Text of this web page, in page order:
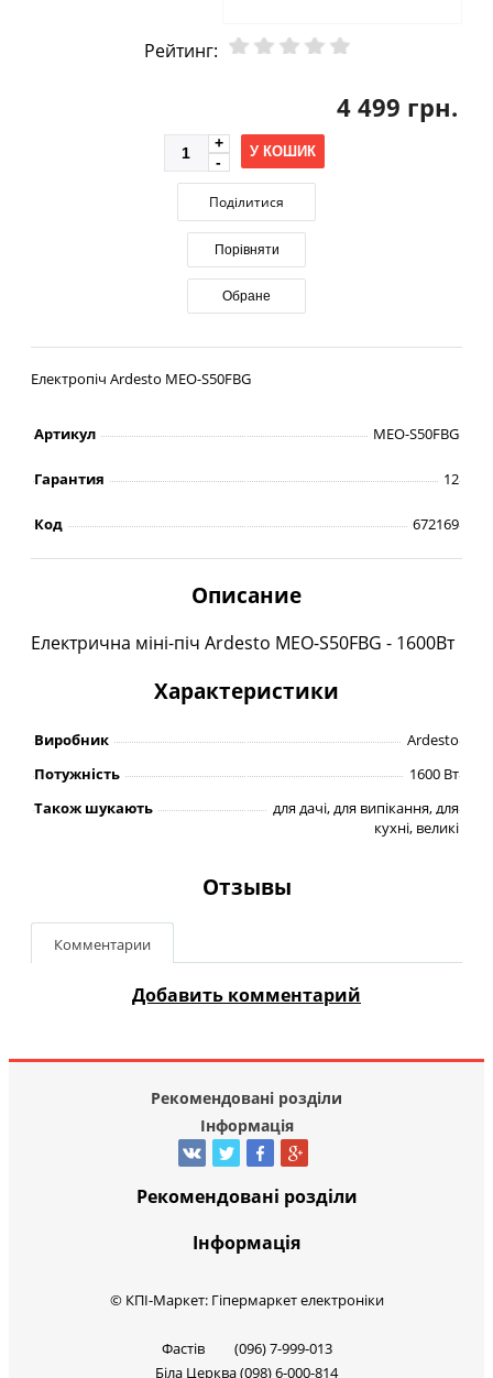
Рейтинг:
4 499 грн.
У КОШИК
Поділитися
Порівняти
Обране
Електропіч Ardesto MEO-S50FBG
Артикул MEO-S50FBG
Гарантия 12
Код 672169
Описание
Електрична міні-піч Ardesto MEO-S50FBG - 1600Вт
Характеристики
Виробник
Ardesto
Потужність
1600 Вт
Також шукають
для дачі, для випікання, для
кухні, великі
Отзывы
Комментарии
Добавить комментарий
Рекомендовані розділи
Інформація
Рекомендовані розділи
Інформація
© КПІ-Маркет: Гіпермаркет електроніки
Фастів (096) 7-999-013
Біла Церква (098) 6-000-814